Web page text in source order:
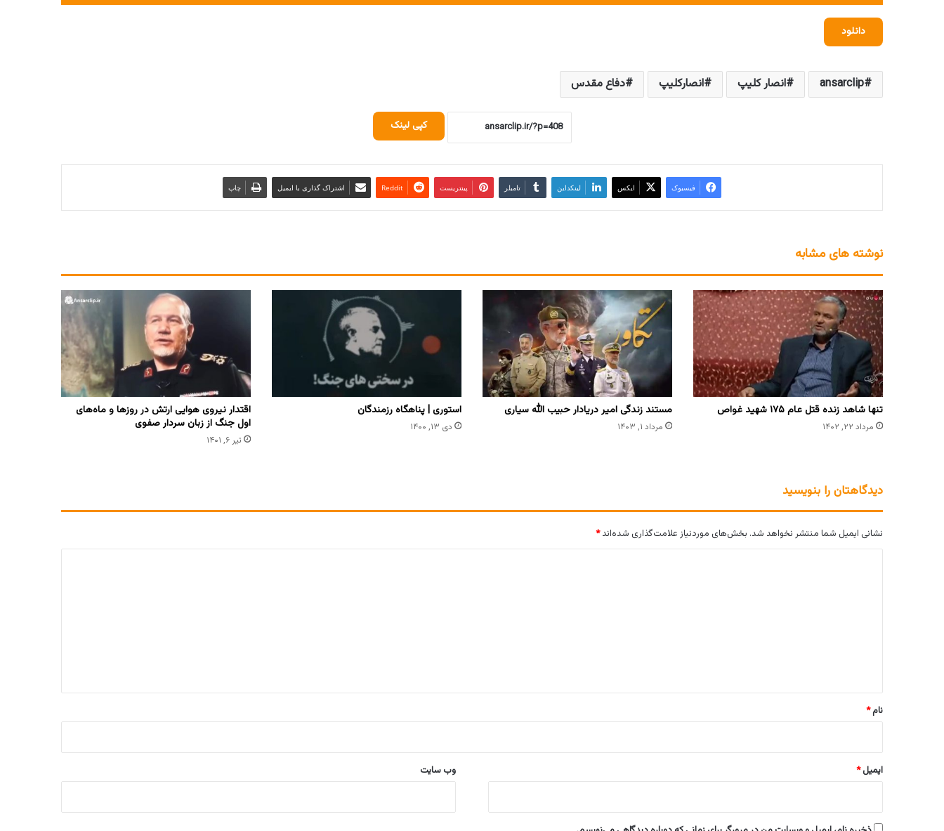
دانلود
ansarclip انصار کلیپ انصارکلیپ دفاع مقدس
کپی لینک
فیسبوک ایکس لینکداین تامبلر پینتریست Reddit اشتراک گذاری با ایمیل چاپ
نوشته های مشابه
تنها شاهد زنده قتل عام ۱۷۵ شهید غواص
مرداد ۲۲, ۱۴۰۲
مستند زندگی امیر دریادار حبیب الله سیاری
مرداد ۱, ۱۴۰۳
استوری | پناهگاه‌ رزمندگان
دی ۱۳, ۱۴۰۰
اقتدار نیروی هوایی ارتش در روزها و ماه‌های
اول جنگ از زبان سردار صفوی
تیر ۶, ۱۴۰۱
دیدگاهتان را بنویسید
نشانی ایمیل شما منتشر نخواهد شد. بخش‌های موردنیاز علامت‌گذاری شده‌اند*
نام*
ایمیل* وب‌ سایت